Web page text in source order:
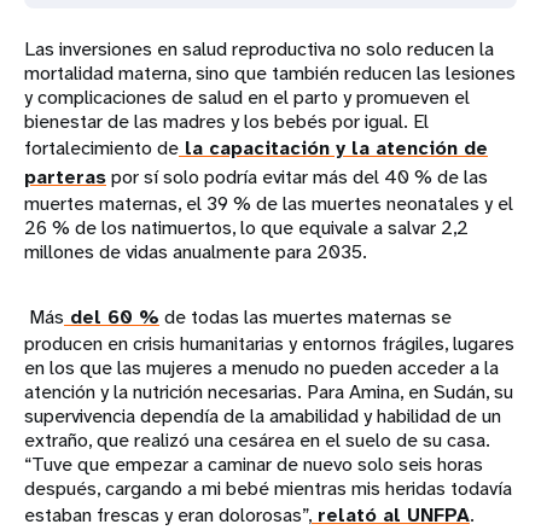
Las inversiones en salud reproductiva no solo reducen la
mortalidad materna, sino que también reducen las lesiones
y complicaciones de salud en el parto y promueven el
bienestar de las madres y los bebés por igual. El
fortalecimiento de la capacitación y la atención de
parteraspor sí solo podría evitar más del 40 % de las
muertes maternas, el 39 % de las muertes neonatales y el
26 % de los natimuertos, lo que equivale a salvar 2,2
millones de vidas anualmente para 2035.
Más del 60 % de todas las muertes maternas se
producen en crisis humanitarias y entornos frágiles, lugares
en los que las mujeres a menudo no pueden acceder a la
atención y la nutrición necesarias. Para Amina, en Sudán, su
supervivencia dependía de la amabilidad y habilidad de un
extraño, que realizó una cesárea en el suelo de su casa.
“Tuve que empezar a caminar de nuevo solo seis horas
después, cargando a mi bebé mientras mis heridas todavía
estaban frescas y eran dolorosas”, relató al UNFPA.